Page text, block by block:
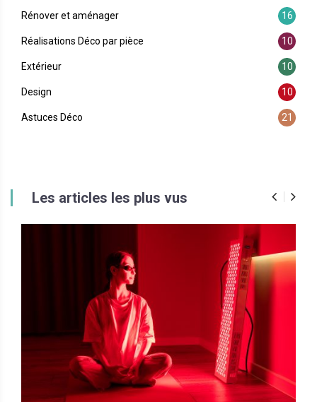
Rénover et aménager 16
Réalisations Déco par pièce 10
Extérieur 10
Design 10
Astuces Déco 21
Les articles les plus vus